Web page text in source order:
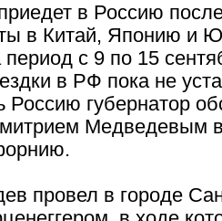
в Россию после
в Китай, Японию и
с 9 по 15
в РФ пока не
Россию губернатор
Медведевым
провел в городе